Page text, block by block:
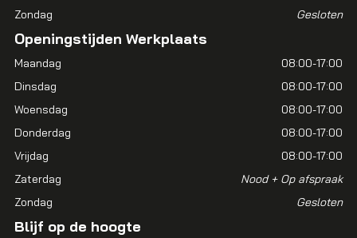
Zondag
Gesloten
Openingstijden Werkplaats
Maandag
08:00-17:00
Dinsdag
08:00-17:00
Woensdag
08:00-17:00
Donderdag
08:00-17:00
Vrijdag
08:00-17:00
Zaterdag
Nood + Op afspraak
Zondag
Gesloten
Blijf op de hoogte